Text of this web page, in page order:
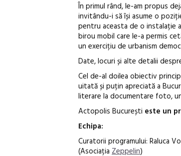
În primul rând, le-am propus
invitându-i să își asume o
pentru aceasta de o instalație
birou mobil care le-a permis
un exercițiu de urbanism
Date, locuri și alte detalii
Cel de-al doilea obiectiv
uitată și puțin apreciată a
literare la documentare foto,
Actopolis București este un
Echipa:
Curatorii programului: Raluca
(Asociația Zeppelin)